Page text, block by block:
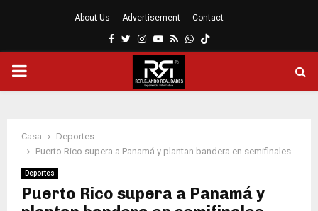
About Us Advertisement Contact
Facebook
Twitter
Instagram
Youtube
RssWhatsapp
MENÚ
Casa
Deportes
Puerto Rico supera a Panamá y plantan bandera en semifinales
Deportes
Puerto Rico supera a Panamá y